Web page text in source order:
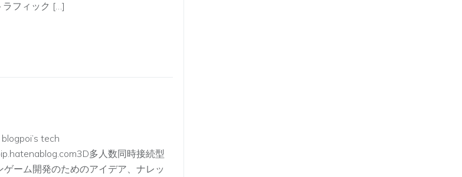
フィック […]
tech
多人数同時接続型
ーム開発のためのアイデア、ナレッ